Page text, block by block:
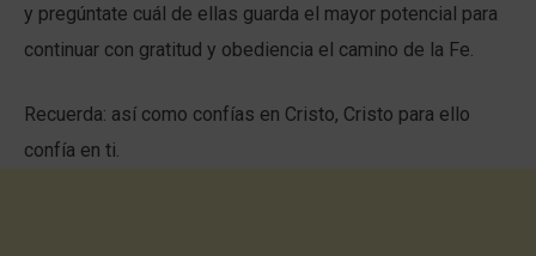
y pregúntate cuál de ellas guarda el mayor potencial para
continuar con gratitud y obediencia el camino de la Fe.
Recuerda: así como confías en Cristo, Cristo para ello
confía en ti.